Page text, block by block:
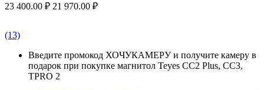
23 400.00 ₽ 21 970.00 ₽
(13)
Введите промокод ХОЧУКАМЕРУ и получите камеру в
подарок при покупке магнитол Teyes CC2 Plus, CC3,
TPRO 2